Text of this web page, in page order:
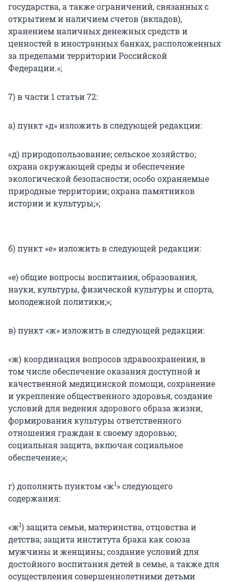
государства, а также ограничений, связанных с
открытием и наличием счетов (вкладов),
хранением наличных денежных средств и
ценностей в иностранных банках, расположенных
за пределами территории Российской
Федерации.»;
7) в части 1 статьи 72:
а) пункт «д» изложить в следующей редакции:
«д) природопользование; сельское хозяйство;
охрана окружающей среды и обеспечение
экологической безопасности; особо охраняемые
природные территории; охрана памятников
истории и культуры;»;
б) пункт «е» изложить в следующей редакции:
«е) общие вопросы воспитания, образования,
науки, культуры, физической культуры и спорта,
молодежной политики;»;
в) пункт «ж» изложить в следующей редакции:
«ж) координация вопросов здравоохранения, в
том числе обеспечение оказания доступной и
качественной медицинской помощи, сохранение
и укрепление общественного здоровья, создание
условий для ведения здорового образа жизни,
формирования культуры ответственного
отношения граждан к своему здоровью;
социальная защита, включая социальное
обеспечение;»;
г) дополнить пунктом «ж1» следующего
содержания:
«ж1) защита семьи, материнства, отцовства и
детства; защита института брака как союза
мужчины и женщины; создание условий для
достойного воспитания детей в семье, а также для
осуществления совершеннолетними детьми